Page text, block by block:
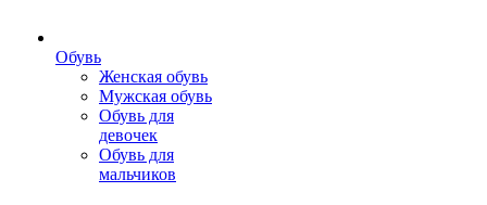
Обувь
Женская обувь
Мужская обувь
Обувь для
девочек
Обувь для
мальчиков